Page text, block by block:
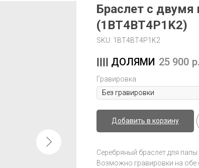
Браслет с двумя
(1BT4BT4P1K2)
SKU: 1BT4BT4P1K2
25 900 р.
Гравировка
Добавить в корзину
Серебряный браслет для
Возможно гравировки на обе